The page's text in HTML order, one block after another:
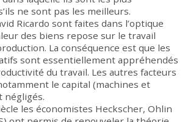
ne sont pas les meilleurs.
Ricardo sont faites dans l’optique
des biens repose sur le travail
La conséquence est que les
sont essentiellement appréhendés
du travail. Les autres facteurs
le capital (machines et
négligés.
les économistes Heckscher, Ohlin